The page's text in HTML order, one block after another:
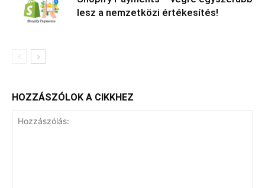
lesz a nemzetközi értékesítés!
HOZZÁSZÓLOK A CIKKHEZ